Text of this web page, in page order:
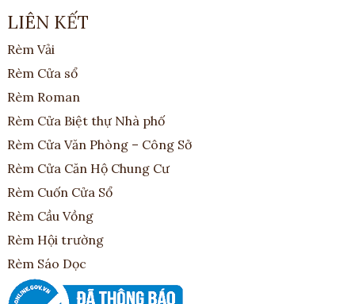
LIÊN KẾT
Rèm Vải
Rèm Cửa sổ
Rèm Roman
Rèm Cửa Biệt thự Nhà phố
Rèm Cửa Văn Phòng – Công Sở
Rèm Cửa Căn Hộ Chung Cư
Rèm Cuốn Cửa Sổ
Rèm Cầu Vồng
Rèm Hội trường
Rèm Sáo Dọc